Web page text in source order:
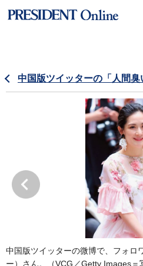
中国版ツイッターの「人間臭
中国版ツイッターの微博で、フォロ
ー）さん。（VCG／Getty Images＝